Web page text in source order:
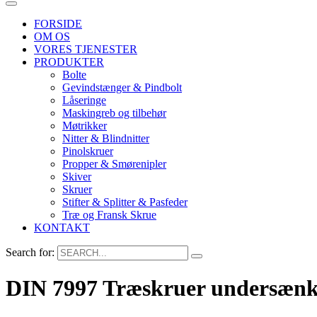
FORSIDE
OM OS
VORES TJENESTER
PRODUKTER
Bolte
Gevindstænger & Pindbolt
Låseringe
Maskingreb og tilbehør
Møtrikker
Nitter & Blindnitter
Pinolskruer
Propper & Smørenipler
Skiver
Skruer
Stifter & Splitter & Pasfeder
Træ og Fransk Skrue
KONTAKT
Search for:
DIN 7997 Træskruer